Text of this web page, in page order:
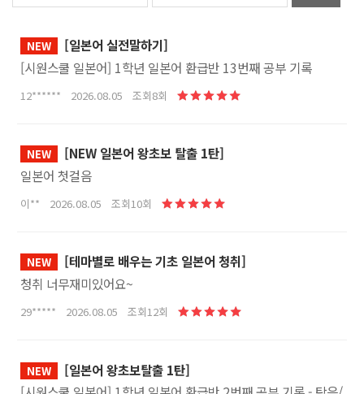
NEW
[일본어 실전말하기]
[시원스쿨 일본어] 1학년 일본어 환급반 13번째 공부 기록
12****** 2026.08.05 조회8회
NEW
[NEW 일본어 왕초보 탈출 1탄]
일본어 첫걸음
이** 2026.08.05 조회10회
NEW
[테마별로 배우는 기초 일본어 청취]
청취 너무재미있어요~
29***** 2026.08.05 조회12회
NEW
[일본어 왕초보탈출 1탄]